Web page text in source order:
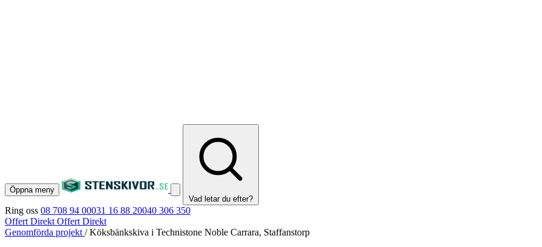
Öppna meny
Vad letar du efter?
Ring oss 08 708 94 00031 16 88 20040 306 350
Offert Direkt Offert Direkt
Genomförda projekt / Köksbänkskiva i Technistone Noble Carrara, Staffanstorp